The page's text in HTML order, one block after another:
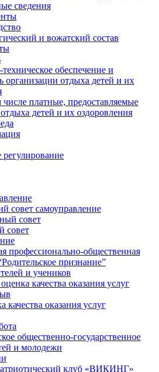
сведения
и вожатский состав
обеспечение и
организации отдыха детей и их
числе платные, предоставляемые
детей и их оздоровления
совет самоуправление
совет
совет
профессионально-общественная
признание”
и учеников
качества оказания услуг
качества оказания услуг
общественно-государственное
и молодежи
клуб «ВИКИНГ»